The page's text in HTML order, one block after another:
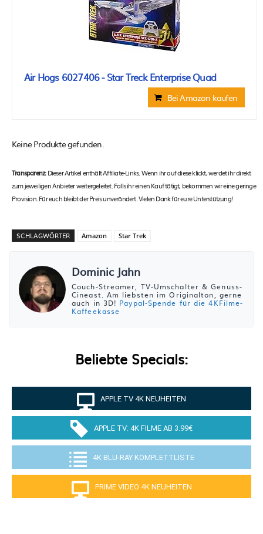
Air Hogs 6027406 - Star Treck Enterprise Quad
Bei Amazon kaufen
Keine Produkte gefunden.
Transparenz:Dieser Artikel enthält Affiliate-Links. Wenn ihr auf diese klickt, werdet ihr direkt
zum jeweiligen Anbieter weitergeleitet. Falls ihr einen Kauf tätigt, bekommen wir eine geringe
Provision. Für euch bleibt der Preis unverändert. Vielen Dank für eure Unterstützung!
SCHLAGWÖRTER Amazon Star Trek
Dominic Jahn
Couch-Streamer, TV-Umschalter & Genuss-
Cineast. Am liebsten im Originalton, gerne
auch in 3D! Paypal-Spende für die 4KFilme-
Kaffeekasse
Beliebte Specials:
APPLE TV 4K NEUHEITEN
APPLE TV: 4K FILME AB 3.99€
4K BLU-RAY KOMPLETTLISTE
PRIME VIDEO 4K NEUHEITEN